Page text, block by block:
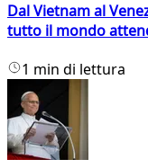
Dal Vietnam al
tutto il mondo
1 min di lettura